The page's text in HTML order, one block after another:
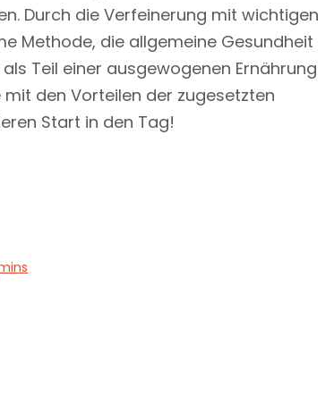
Durch die Verfeinerung mit wichtigen
Methode, die allgemeine Gesundheit
Teil einer ausgewogenen Ernährung
den Vorteilen der zugesetzten
Start in den Tag!